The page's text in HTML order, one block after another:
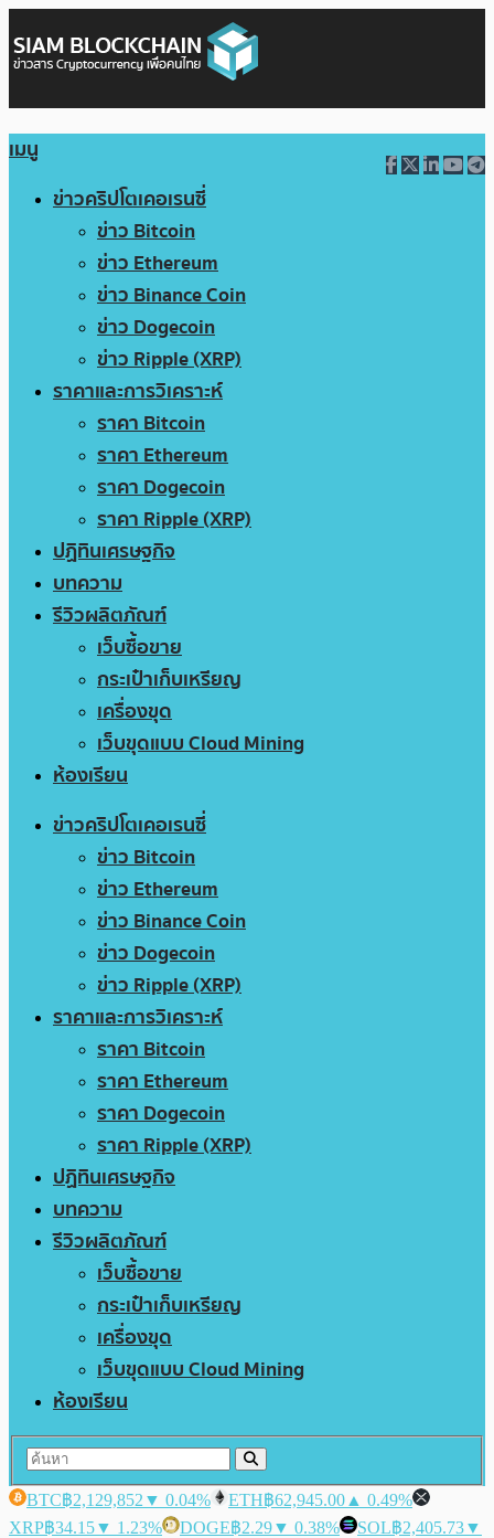
เมนู
ข่าวคริปโตเคอเรนซี่
ข่าว Bitcoin
ข่าว Ethereum
ข่าว Binance Coin
ข่าว Dogecoin
ข่าว Ripple (XRP)
ราคาและการวิเคราะห์
ราคา Bitcoin
ราคา Ethereum
ราคา Dogecoin
ราคา Ripple (XRP)
ปฏิทินเศรษฐกิจ
บทความ
รีวิวผลิตภัณฑ์
เว็บซื้อขาย
กระเป๋าเก็บเหรียญ
เครื่องขุด
เว็บขุดแบบ Cloud Mining
ห้องเรียน
ข่าวคริปโตเคอเรนซี่
ข่าว Bitcoin
ข่าว Ethereum
ข่าว Binance Coin
ข่าว Dogecoin
ข่าว Ripple (XRP)
ราคาและการวิเคราะห์
ราคา Bitcoin
ราคา Ethereum
ราคา Dogecoin
ราคา Ripple (XRP)
ปฏิทินเศรษฐกิจ
บทความ
รีวิวผลิตภัณฑ์
เว็บซื้อขาย
กระเป๋าเก็บเหรียญ
เครื่องขุด
เว็บขุดแบบ Cloud Mining
ห้องเรียน
BTC฿2,129,852 ▼ 0.04% ETH฿62,945.00 ▲ 0.49%
XRP฿34.15▼ 1.23% DOGE฿2.29▼ 0.38% SOL฿2,405.73▼